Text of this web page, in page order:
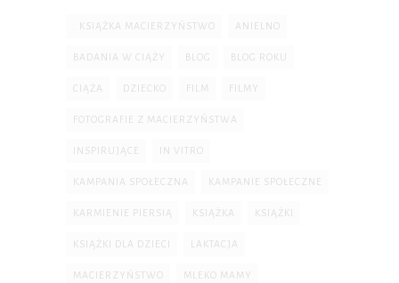
. KSIĄŻKA MACIERZYŃSTWO ANIELNO
BADANIA W CIĄŻY BLOG BLOG ROKU
CIĄŻA DZIECKO FILM FILMY
FOTOGRAFIE Z MACIERZYŃSTWA
INSPIRUJĄCE IN VITRO
KAMPANIA SPOŁECZNA KAMPANIE SPOŁECZNE
KARMIENIE PIERSIĄ KSIĄŻKA KSIĄŻKI
KSIĄŻKI DLA DZIECI LAKTACJA
MACIERZYŃSTWO MLEKO MAMY